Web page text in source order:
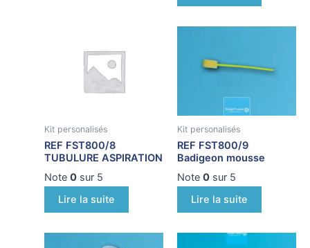
Kit personalisés
REF FST800/8
TUBULURE ASPIRATION
Note 0sur 5
Lire la suite
Kit personalisés
REF FST800/9
Badigeon mousse
Note 0sur 5
Lire la suite